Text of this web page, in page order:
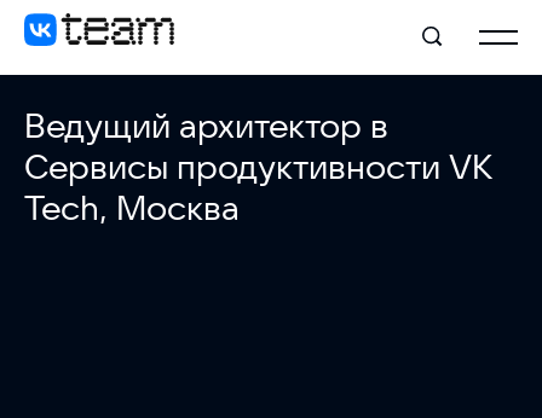
Ведущий архитектор в
Сервисы продуктивности VK
Tech, Москва